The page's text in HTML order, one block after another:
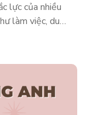
lực của nhiều
làm việc, du
Anh tiện lợi
của việc sử